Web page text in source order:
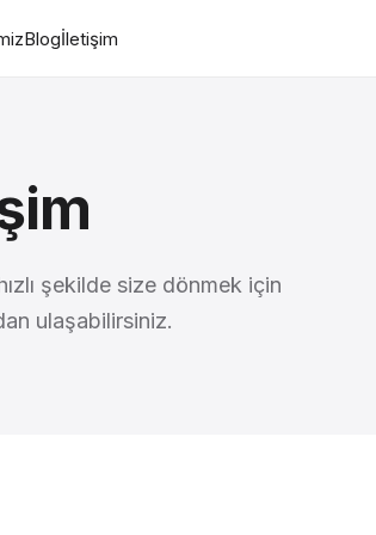
Blogİletişim
şekilde size dönmek için
ulaşabilirsiniz.